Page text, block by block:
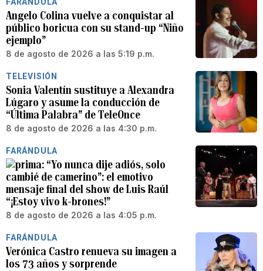
Angelo Colina vuelve a conquistar al
público boricua con su stand-up “Niño
ejemplo”
8 de agosto de 2026 a las 5:19 p.m.
TELEVISIÓN
Sonia Valentín sustituye a Alexandra
Lúgaro y asume la conducción de
“Última Palabra” de TeleOnce
8 de agosto de 2026 a las 4:30 p.m.
FARÁNDULA
“Yo nunca dije adiós, solo
cambié de camerino”: el emotivo
mensaje final del show de Luis Raúl
“¡Estoy vivo k-brones!”
8 de agosto de 2026 a las 4:05 p.m.
FARÁNDULA
Verónica Castro renueva su imagen a
los 73 años y sorprende